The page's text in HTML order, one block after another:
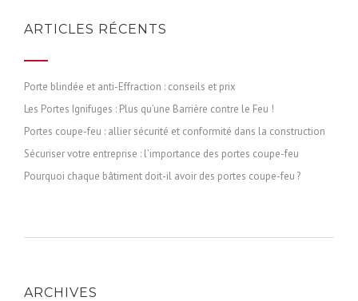
ARTICLES RÉCENTS
Porte blindée et anti-Effraction : conseils et prix
Les Portes Ignifuges : Plus qu’une Barrière contre le Feu !
Portes coupe-feu : allier sécurité et conformité dans la construction
Sécuriser votre entreprise : l’importance des portes coupe-feu
Pourquoi chaque bâtiment doit-il avoir des portes coupe-feu ?
ARCHIVES